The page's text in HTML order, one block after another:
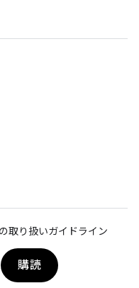
取り扱いガイドライン
購読